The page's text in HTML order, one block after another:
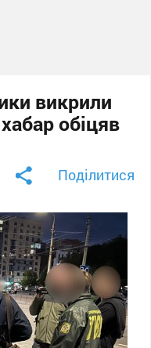
викрили
обіцяв
Поділитися